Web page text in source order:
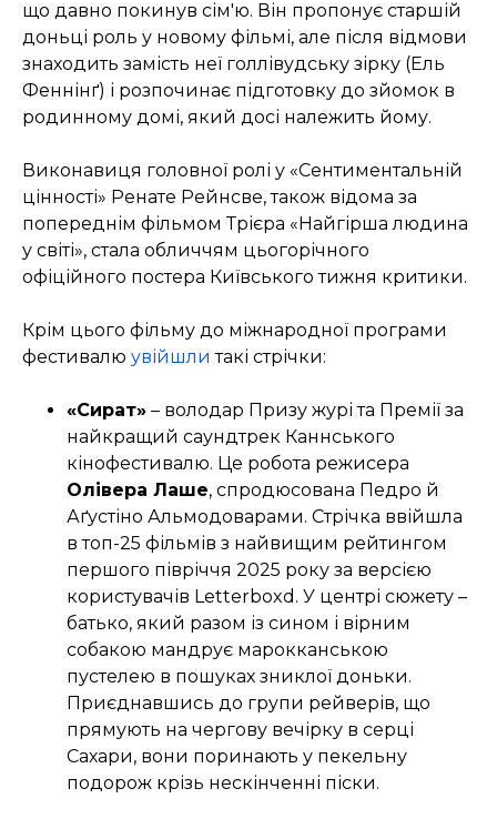
що давно покинув сім'ю. Він пропонує старшій
доньці роль у новому фільмі, але після відмови
знаходить замість неї голлівудську зірку (Ель
Феннінґ) і розпочинає підготовку до зйомок в
родинному домі, який досі належить йому.
Виконавиця головної ролі у «Сентиментальній
цінності» Ренате Рейнсве, також відома за
попереднім фільмом Трієра «Найгірша людина
у світі», стала обличчям цьогорічного
офіційного постера Київського тижня критики.
Крім цього фільму до міжнародної програми
фестивалю увійшли такі стрічки:
«Сират» – володар Призу журі та Премії за
найкращий саундтрек Каннського
кінофестивалю. Це робота режисера
Олівера Лаше, спродюсована Педро й
Аґустіно Альмодоварами. Стрічка ввійшла
втоп-25 фільмів з найвищим рейтингом
першого півріччя 2025 року за версією
користувачів Letterboxd. У центрі сюжету –
батько, який разом із сином і вірним
собакою мандрує марокканською
пустелею в пошуках зниклої доньки.
Приєднавшись до групи рейверів, що
прямують на чергову вечірку в серці
Сахари, вони поринають у пекельну
подорож крізь нескінченні піски.